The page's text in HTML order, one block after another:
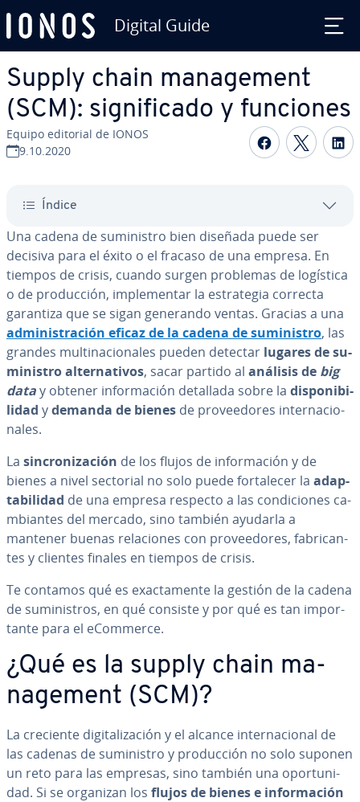
Digital Guide
Supply chain ma­na­ge­me­nt
(SCM): si­g­ni­fi­ca­do y funciones
Equipo editorial de IONOS
9.10.2020
Compartir
Índice
Una cadena de su­mi­ni­s­tro bien diseñada puede ser
decisiva para el éxito o el fracaso de una empresa. En
tiempos de crisis, cuando surgen problemas de logística
o de pro­du­c­ción, im­ple­me­n­tar la es­tra­te­gia correcta
garantiza que se sigan generando ventas. Gracias a una
ad­mi­ni­s­tra­ción eficaz de la cadena de su­mi­ni­s­tro, las
grandes mu­l­ti­na­cio­na­les pueden detectar lugares de su­
mi­ni­s­tro al­te­r­na­ti­vos, sacar partido al análisis de big
datay obtener in­fo­r­ma­ción detallada sobre la di­s­po­ni­bi­
li­dad ydemanda de bienes de pro­vee­do­res in­te­r­na­cio­
na­les.
La si­n­cro­ni­za­ción de los flujos de in­fo­r­ma­ción y de
bienes a nivel sectorial no solo puede fo­r­ta­le­cer la ada­p­
ta­bi­li­dad de una empresa respecto a las co­n­di­cio­nes ca­
m­bia­n­tes del mercado, sino también ayudarla a
mantener buenas re­la­cio­nes con pro­vee­do­res, fa­bri­ca­n­
tes y clientes finales en tiempos de crisis.
Te contamos qué es exac­ta­me­n­te la gestión de la cadena
de su­mi­ni­s­tros, en qué consiste y por qué es tan im­po­r­
ta­n­te para el eCommerce.
¿Qué es la supply chain ma­
na­ge­me­nt (SCM)?
La creciente di­gi­ta­li­za­ción y el alcance in­te­r­na­cio­nal de
las cadenas de su­mi­ni­s­tro y pro­du­c­ción no solo suponen
un reto para las empresas, sino también una opo­r­tu­ni­
dad. Si se organizan los flujos de bienes e in­fo­r­ma­ción